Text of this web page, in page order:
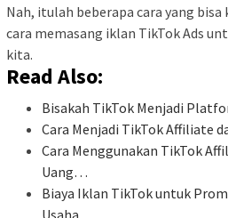
Nah, itulah beberapa cara yang
cara memasang iklan TikTok Ads
kita.
Read Also:
Bisakah TikTok Menjadi
Cara Menjadi TikTok Affiliate
Cara Menggunakan TikTok
Uang…
Biaya Iklan TikTok untuk
Usaha